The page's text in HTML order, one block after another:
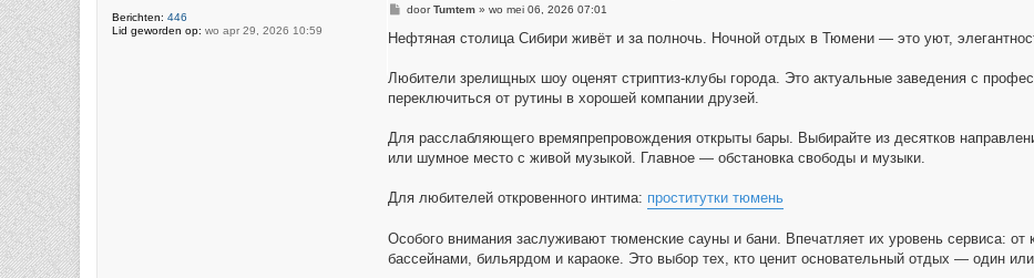
Berichten: 446
Lid geworden op: wo apr 29, 2026 10:59
B
r
h
doorTumtem» wo mei 06, 2026 07:01
Нефтяная столица Сибири живёт и за полночь. Ночной отдых в Тюмени — это уют,
Любители зрелищных шоу оценят стриптиз-клубы города. Это актуальные заведения с
переключиться от рутины в хорошей компании друзей.
Для расслабляющего времяпрепровождения открыты бары. Выбирайте из десятков
или шумное место с живой музыкой. Главное — обстановка свободы и музыки.
Для любителей откровенного интима: проститутки тюмень
Особого внимания заслуживают тюменские сауны и бани. Впечатляет их уровень сервиса:
бассейнами, бильярдом и караоке. Это выбор тех, кто ценит основательный отдых — один или